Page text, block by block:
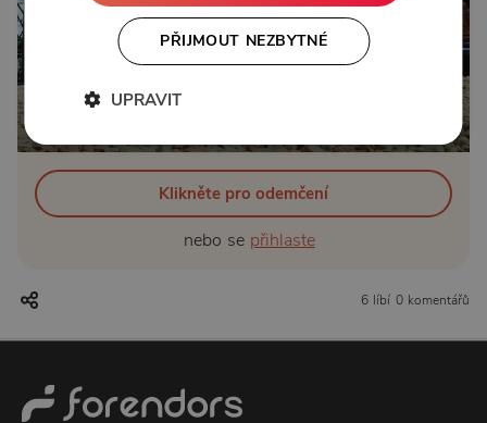
Klikněte pro odemčení
nebo se přihlaste
6 líbí 0 komentářů
PŘIJMOUT NEZBYTNÉ
UPRAVIT